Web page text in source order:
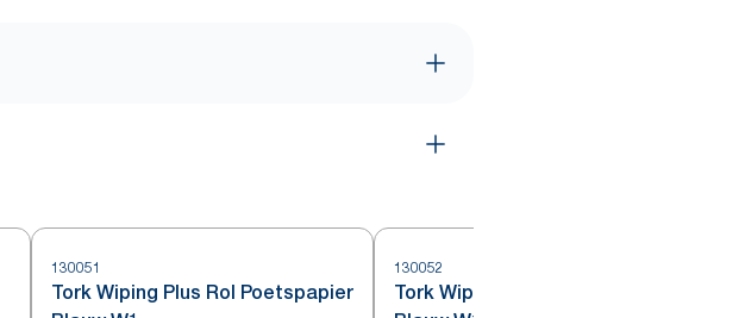
130051
Tork Wiping Plus Rol Poetspapier
130052
Tork Wiping Plus Poetspapier